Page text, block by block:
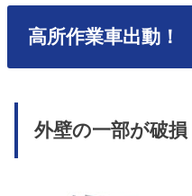
高所作業車出動！
外壁の一部が破損